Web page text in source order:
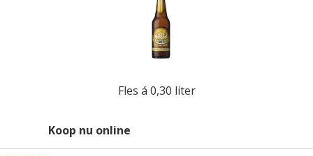
Fles á 0,30 liter
Koop nu online